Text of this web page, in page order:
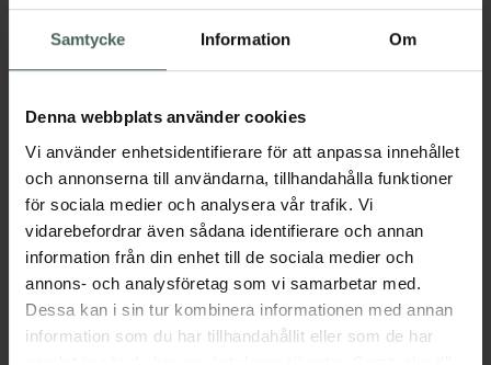
Samtycke Information Om
Denna webbplats använder cookies
Vi använder enhetsidentifierare för att anpassa innehållet
och annonserna till användarna, tillhandahålla funktioner
för sociala medier och analysera vår trafik. Vi
vidarebefordrar även sådana identifierare och annan
information från din enhet till de sociala medier och
annons- och analysföretag som vi samarbetar med.
Dessa kan i sin tur kombinera informationen med annan
information som du har tillhandahållit eller som de har
Köp båda för:268 kr
Beskrivning Dölj
IDUN Minerals nail hardener är ett
transparent stärkande nagellack som gör
naglarna mer resistenta och känns starkare.
Den förhindrar att naglarna bryts eller skivar
sig och ger en slät, glansig yta. Nail hardener